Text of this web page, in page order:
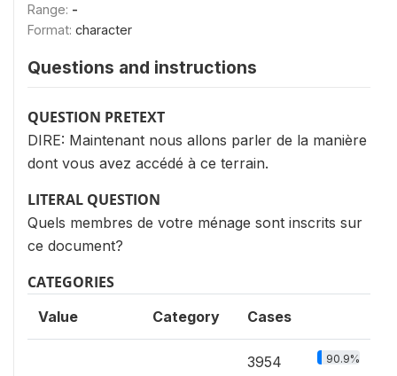
Range: -
Format: character
Questions and instructions
QUESTION PRETEXT
DIRE: Maintenant nous allons parler de la manière
dont vous avez accédé à ce terrain.
LITERAL QUESTION
Quels membres de votre ménage sont inscrits sur
ce document?
CATEGORIES
Value Category Cases
3954 90.9%